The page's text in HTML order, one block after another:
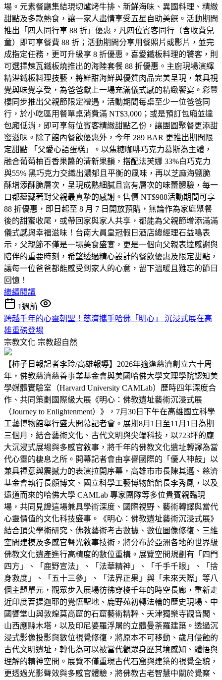
場。元素餐廳集結現切爐烤牛排、新鮮海味、異國料理、精緻
甜點及多款熱食，讓一家人盡情享受五星自助美饌。活動期間
推出「四人同行享 88 折」優惠，凡四位賓客同行（含收費兒
童）即可享餐費 88 折；活動期間分享用餐照片或影片，並完
成指定任務，更可升級享 8 折優惠。喜愛鐵板料理的饕客，則
可選擇煉瓦鐵板燒推出的海陸套餐 88 折優惠。主廚現場演繹
精湛鐵板料理技藝，將鮮甜海鮮與優質肉品完美呈現，兼具視
覺與味覺享受，為爸爸獻上一場充滿儀式感的精緻饗宴。彩豐
樓同步推出父親節限定禮遇，活動期間每桌至少一位爸爸同
行，於小吃區用餐單桌消費滿 NT$3,000；或是預訂包廂並達
包廂低消，即可享每位賓客精緻甜點乙份，讓團圓聚餐更添甜
蜜滋味。除了館內餐飲優惠外，今年 289 BAR 更推出期間限
定甜點 「父愛心語蛋糕」。以焦糖咖啡巧克力慕斯為主體，
融合葡萄柚百香果醬的清新果韻，搭配法芙娜 33%白巧克力
與55% 黑巧克力交織出濃郁且平衡的風味，再以芝麻海鹽脆
酥增添酥脆層次，呈現成熟細膩且富有層次的味蕾體驗，每一
口都蘊藏著對父親最真摯的感謝。售價 NT$988活動期間可享
88 折優惠，即日起至 8 月 7 日開放預購，無論作為家庭聚餐
後的甜蜜收尾，或帶回家與家人共享，都能為父親節增添滿滿
儀式感與幸福滋味！台南大員皇冠假日酒店總經理石益鳴表
示，父親節不僅是一場美食盛宴，更是一個向父親表達感謝與
陪伴的重要時刻，希望透過精心設計的餐飲優惠及限定甜點，
讓每一位爸爸都能感受到家人的心意，留下溫暖且難忘的節日
回憶！
繼續閱讀
1週前
跨越千年的心靈朝聖！慈濟攜手哈佛「明心」 沉浸式展在高
雄重磅登場
宗教文化 宗教超自然
【柿子日報記者李玲/高雄報導】2026年適逢慈濟創立六十周
年，佛教慈濟慈善事業基金會與美國哈佛大學文理學院認知美
學媒體實驗室（Harvard University CAMLab）歷時四年深度合
作、共同策劃國際級大展《明心：佛教遺址藝術沉浸式展
（Journey to Enlightenment）》，7月30日下午在高雄國立科學
工藝博物館舉行盛大開幕記者會。展期8月1日至11月1日為期
三個月，結合藝術文化、古代文明與尖端科技，以723坪的龐
大沉浸式展場與多感官敘事，將千年的佛教文化遺址轉譯為當
代心靈的棲息之所。開幕記者會由享譽國際的「優人神鼓」以
兼具禪意與震撼力的表演拉開序幕，高雄市市長陳其邁、慈濟
基金會執行長顏博文、國立科學工藝博物館館長李秀鳳，以及
遠道而來的哈佛大學 CAMLab 專家團隊等多位貴賓親臨現
場，共同見證這場兼具學術深度、國際視野、藝術轉譯與當代
心靈價值的文化科技盛事。《明心：佛教遺址藝術沉浸式展》
結合頂尖學術研究、佛教藝術考古數據、數位圖像修復、三維
空間建模及多感官聲光敘事技術，將分布於亞洲各地的世界級
佛教文化遺產進行高精度的數位重構。展覽空間規劃有「四門
四方」、「鹿野宣法」、「法華精神」、「千手千眼」、「捨
身救度」、「五十三參」、「法界正果」與「未來天際」等八
個主題單元，觀眾步入展場彷彿穿梭千年的時空長廊，重新走
近印度菩提迦耶的覺悟聖地、鹿野苑初轉法輪的歷史現場、中
國響堂山與敦煌莫高窟的石窟藝術精粹、天津獨樂寺觀音閣、
山西應縣木塔，以及印尼婆羅浮屠的立體曼荼羅建築。透過沉
浸式影像投影與數位視覺修復，將原本不可移動、歲月侵蝕的
古代文明遺址，轉化為可以被當代觀眾身歷其境感知、體悟與
理解的精神空間。展覽不僅重現古代石窟與建築的視覺全貌，
更透過光影聲效與多感官體驗，將佛教古老智慧中關於覺察、